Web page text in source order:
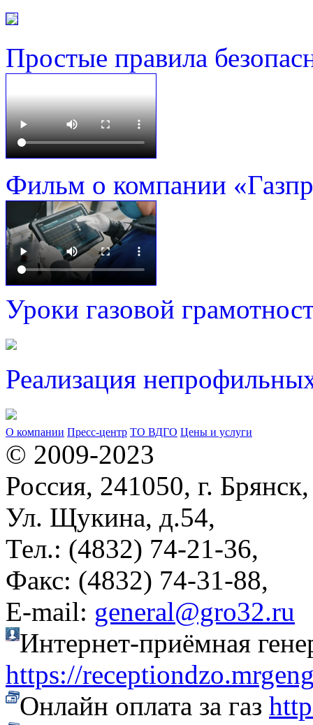
Простые правила
Фильм о компании
Уроки газовой
Реализация
О компании Пресс-центр ТО ВДГО Цены и услуги
© 2009-2023
Россия, 241050, г. Брянск,
Ул. Щукина, д.54,
Тел.: (4832) 74-21-36,
Факс: (4832) 74-31-88,
Е-mail: general@gro32.ru
Интернет-приёмная
https://
Онлайн оплата за газ